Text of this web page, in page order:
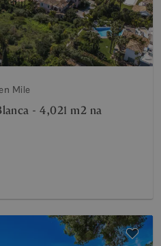
Mile
- 4,021 m2 na